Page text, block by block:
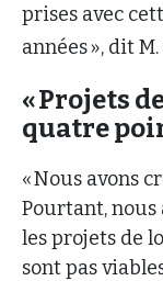
prises avec
années », dit
« Projets
quatre
« Nous avons
Pourtant, nous
les projets de
sont pas